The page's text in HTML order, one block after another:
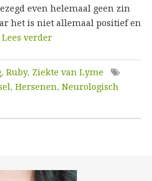
even helemaal geen zin
het is niet allemaal positief en
Lees verder
, Ruby, Ziekte van Lyme
, Hersenen, Neurologisch